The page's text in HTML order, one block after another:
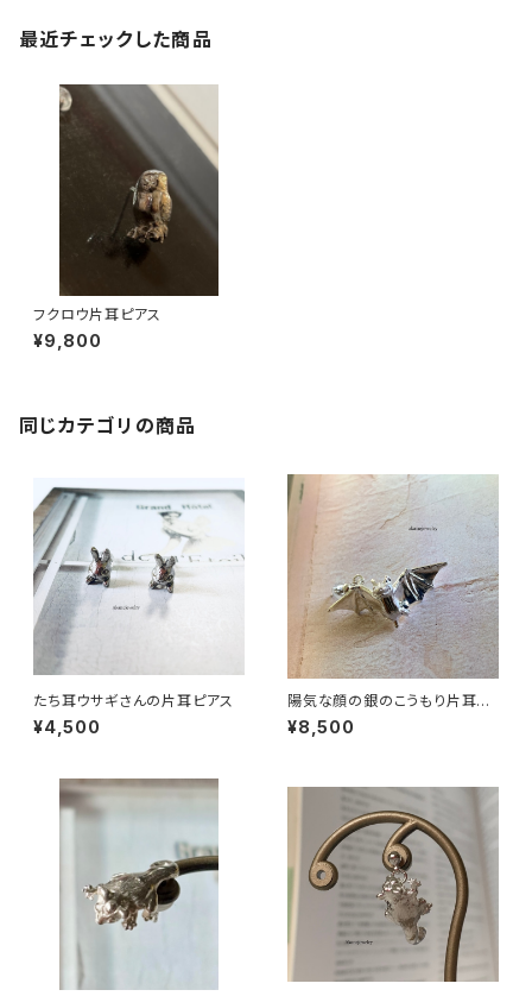
最近チェックした商品
フクロウ片耳ピアス
¥9,800
同じカテゴリの商品
たち耳ウサギさんの片耳ピアス
¥4,500
陽気な顔の銀のこうもり片耳ピ
アス
¥8,500